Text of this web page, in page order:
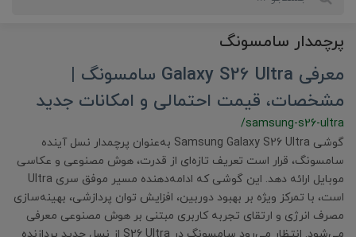
پرچمدار سامسونگ
معرفی Galaxy S26 Ultra سامسونگ |
مشخصات، قیمت احتمالی و امکانات جدید
/samsung-s26-ultra
گوشی Samsung Galaxy S26 Ultra به‌عنوان پرچمدار نسل آینده
سامسونگ، قرار است تعریف تازه‌ای از قدرت، هوش مصنوعی و عکاسی
موبایل ارائه دهد. این گوشی که ادامه‌دهنده مسیر موفق سری Ultra
است، با تمرکز ویژه بر بهبود دوربین، افزایش توان پردازشی، بهینه‌سازی
مصرف انرژی و ارتقای تجربه کاربری مبتنی بر هوش مصنوعی معرفی